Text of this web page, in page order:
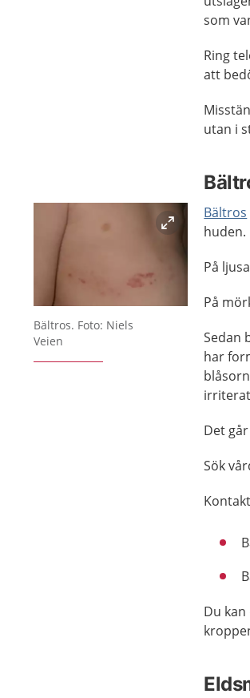
som
Ring
att
utan i
Förstora bilden
Bältros. Foto: Niels
Veien
Bältros
På
På
Sedan
har
Det
Sök
Du